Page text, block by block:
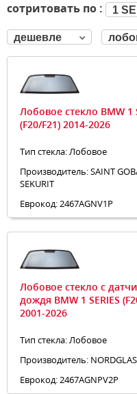
сотритовать по : 1
дешевле
Лобовое стекло BMW 1
(F20/F21) 2014-2026
Тип стекла: Лобовое
Производитель: SAINT
SEKURIT
Еврокод: 2467AGNV1P
Лобовое стекло с
дождя BMW 1 SERIES
2001-2026
Тип стекла: Лобовое
Производитель:
Еврокод: 2467AGNPV2P